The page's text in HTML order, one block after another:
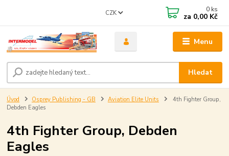
Menu
CZK
Hledat
0 ks
za 0,00 Kč
Úvod Osprey Publishing - GB Aviation Elite Units
4th Fighter Group,
Debden Eagles
4th Fighter Group, Debden
Eagles